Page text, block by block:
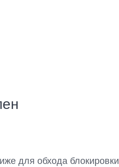
для обхода блокировки